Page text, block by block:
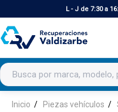
L - J de 7:30 a
Buscar productos
Inicio Piezas vehículos